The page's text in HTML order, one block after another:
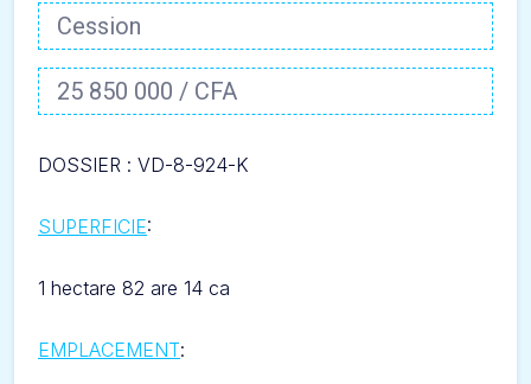
Cession
25 850 000 / CFA
DOSSIER : VD-8-924-K
SUPERFICIE:
1 hectare 82 are 14 ca
EMPLACEMENT: